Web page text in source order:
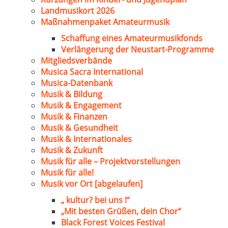
Landmusikort 2026
Maßnahmenpaket Amateurmusik
Schaffung eines Amateurmusikfonds
Verlängerung der Neustart-Programme
Mitgliedsverbände
Musica Sacra International
Musica-Datenbank
Musik & Bildung
Musik & Engagement
Musik & Finanzen
Musik & Gesundheit
Musik & Internationales
Musik & Zukunft
Musik für alle – Projektvorstellungen
Musik für alle!
Musik vor Ort [abgelaufen]
„ kultur? bei uns !“
„Mit besten Grüßen, dein Chor“
Black Forest Voices Festival